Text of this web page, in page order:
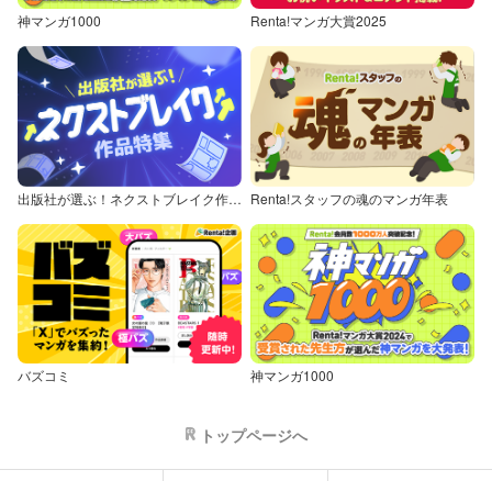
神マンガ1000 Renta!マンガ大賞2025
出版社が選ぶ！ネクストブレイク作品特集 Renta!スタッフの魂のマンガ年表
バズコミ 神マンガ1000
トップページへ